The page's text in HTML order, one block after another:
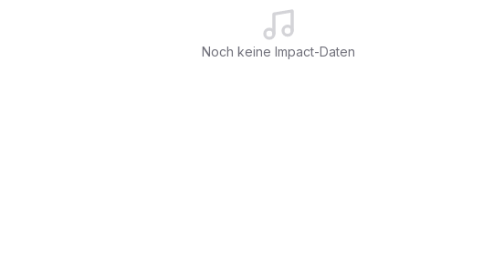
Noch keine Impact-Daten